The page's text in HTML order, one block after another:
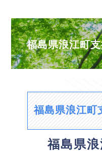
福島県浪江町
福島県浪江町
福島県